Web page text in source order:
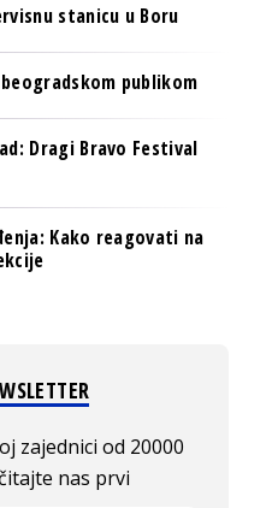
stanicu u Boru
beogradskom publikom
Dragi Bravo Festival
Kako reagovati na
zajednici od 20000
nas prvi